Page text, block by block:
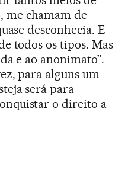
me chamam de
desconhecia. E
todos os tipos. Mas
e ao anonimato”.
para alguns um
será para
o direito a